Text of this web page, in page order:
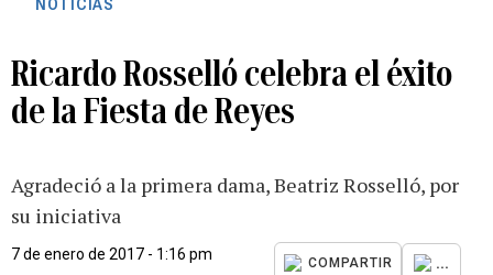
NOTICIAS
Ricardo Rosselló celebra el éxito
de la Fiesta de Reyes
Agradeció a la primera dama, Beatriz Rosselló, por
su iniciativa
7 de enero de 2017 - 1:16 pm
COMPARTIR ...